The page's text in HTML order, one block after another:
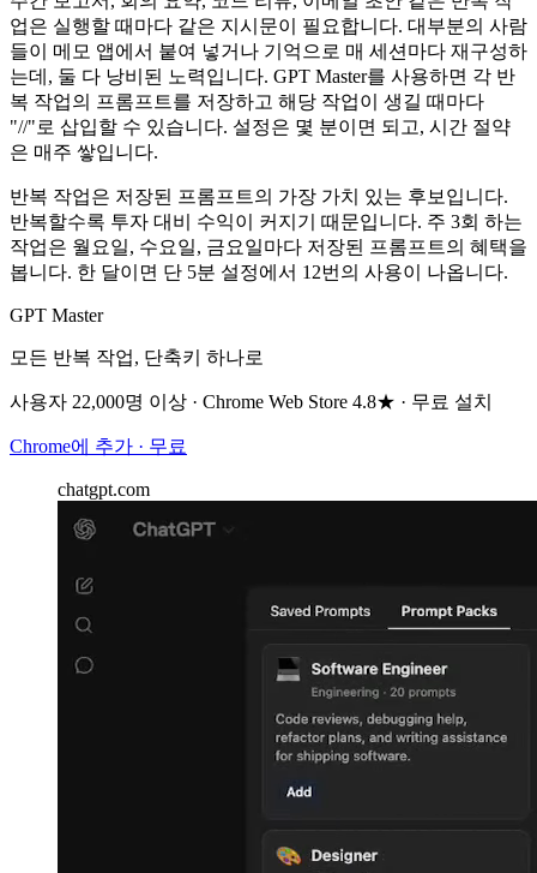
업은 실행할 때마다 같은 지시문이 필요합니다. 대부분의 사람
들이 메모 앱에서 붙여 넣거나 기억으로 매 세션마다 재구성하
는데, 둘 다 낭비된 노력입니다. GPT Master를 사용하면 각 반
복 작업의 프롬프트를 저장하고 해당 작업이 생길 때마다
"//"로 삽입할 수 있습니다. 설정은 몇 분이면 되고, 시간 절약
은 매주 쌓입니다.
반복 작업은 저장된 프롬프트의 가장 가치 있는 후보입니다.
반복할수록 투자 대비 수익이 커지기 때문입니다. 주 3회 하는
작업은 월요일, 수요일, 금요일마다 저장된 프롬프트의 혜택을
봅니다. 한 달이면 단 5분 설정에서 12번의 사용이 나옵니다.
GPT Master
모든 반복 작업, 단축키 하나로
사용자 22,000명 이상 · Chrome Web Store 4.8★ · 무료 설치
Chrome에 추가 · 무료
chatgpt.com